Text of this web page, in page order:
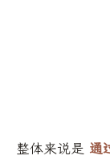
整体来说是 通